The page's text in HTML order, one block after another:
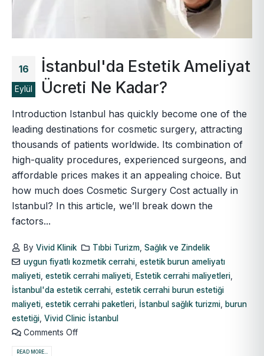
16
Eylül
İstanbul'da Estetik Ameliyat
Ücreti Ne Kadar?
Introduction Istanbul has quickly become one of the
leading destinations for cosmetic surgery, attracting
thousands of patients worldwide. Its combination of
high-quality procedures, experienced surgeons, and
affordable prices makes it an appealing choice. But
how much does Cosmetic Surgery Cost actually in
Istanbul? In this article, we’ll break down the
factors...
By Vivid Klinik Tıbbi Turizm Sağlık ve Zindelik
uygun fiyatlı kozmetik cerrahi, estetik burun ameliyatı
maliyeti estetik cerrahi maliyeti Estetik cerrahi maliyetleri
İstanbul'da estetik cerrahi estetik cerrahi burun estetiği
maliyeti estetik cerrahi paketleri İstanbul sağlık turizmi
burun
estetiği Vivid Clinic İstanbul
Comments Off
READ MORE...